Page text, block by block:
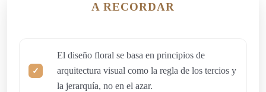
A RECORDAR
El diseño floral se basa en principios de
arquitectura visual como la regla de los tercios y
la jerarquía, no en el azar.